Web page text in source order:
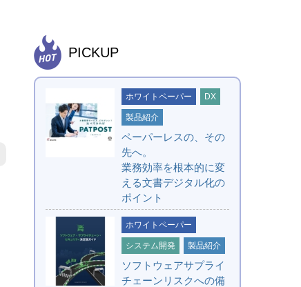
PICKUP
ホワイトペーパー DX
製品紹介
ペーパーレスの、その
先へ。
業務効率を根本的に変
える文書デジタル化の
ポイント
ホワイトペーパー
システム開発 製品紹介
ソフトウェアサプライ
チェーンリスクへの備